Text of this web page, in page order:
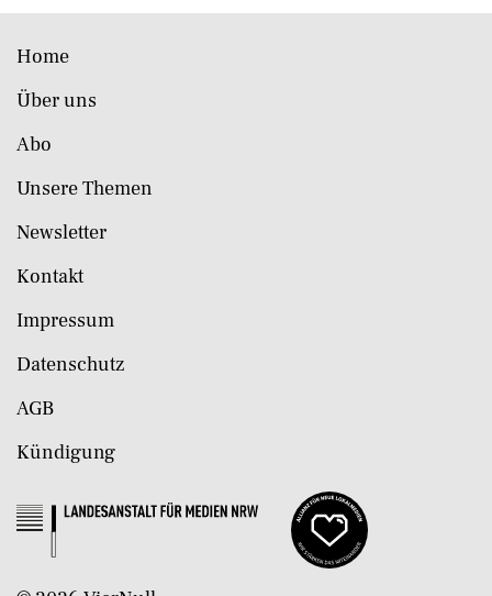
Home
Über uns
Abo
Unsere Themen
Newsletter
Kontakt
Impressum
Datenschutz
AGB
Kündigung